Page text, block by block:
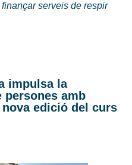
serveis de respir
impulsa la
amb
edició del curs